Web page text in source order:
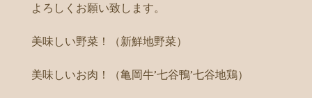
よろしくお願い致します。
美味しい野菜！（新鮮地野菜）
美味しいお肉！（亀岡牛’七谷鴨’七谷地鶏）